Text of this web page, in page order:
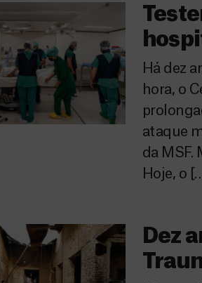
Há dez
hora, o
ataque
da MSF.
Hoje, o
Dez